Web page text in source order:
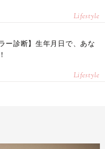
Lifestyle
ー診断】生年月日で、あな
Lifestyle